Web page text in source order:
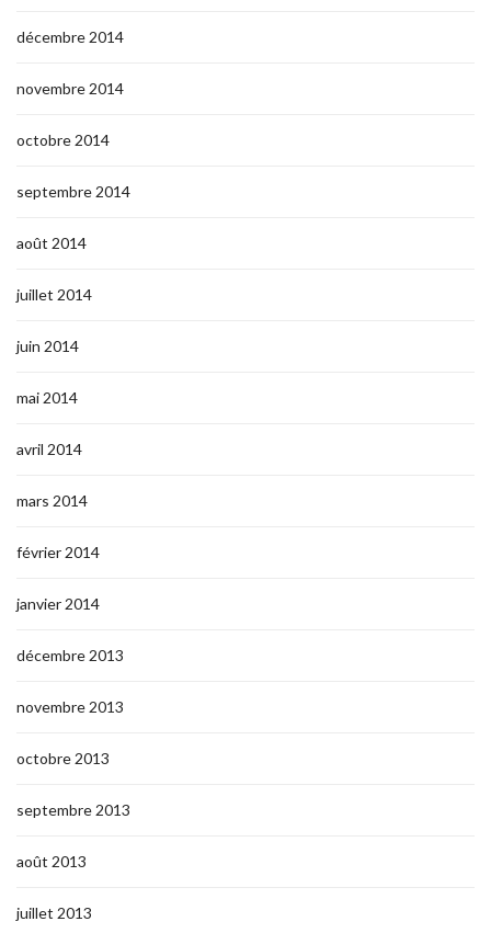
décembre 2014
novembre 2014
octobre 2014
septembre 2014
août 2014
juillet 2014
juin 2014
mai 2014
avril 2014
mars 2014
février 2014
janvier 2014
décembre 2013
novembre 2013
octobre 2013
septembre 2013
août 2013
juillet 2013